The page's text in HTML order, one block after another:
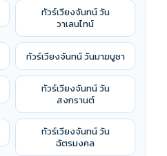
ทัวร์เวียงจันทน์ วัน
วาเลนไทน์
ทัวร์เวียงจันทน์ วันมาฆบูชา
ทัวร์เวียงจันทน์ วัน
สงกรานต์
ทัวร์เวียงจันทน์ วัน
ฉัตรมงคล